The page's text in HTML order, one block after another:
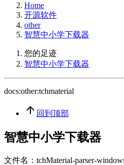
Home
开源软件
other
智慧中小学下载器
您的足迹
智慧中小学下载器
docs:other:tchmaterial
回到顶部
智慧中小学下载器
文件名：tchMaterial-parser-